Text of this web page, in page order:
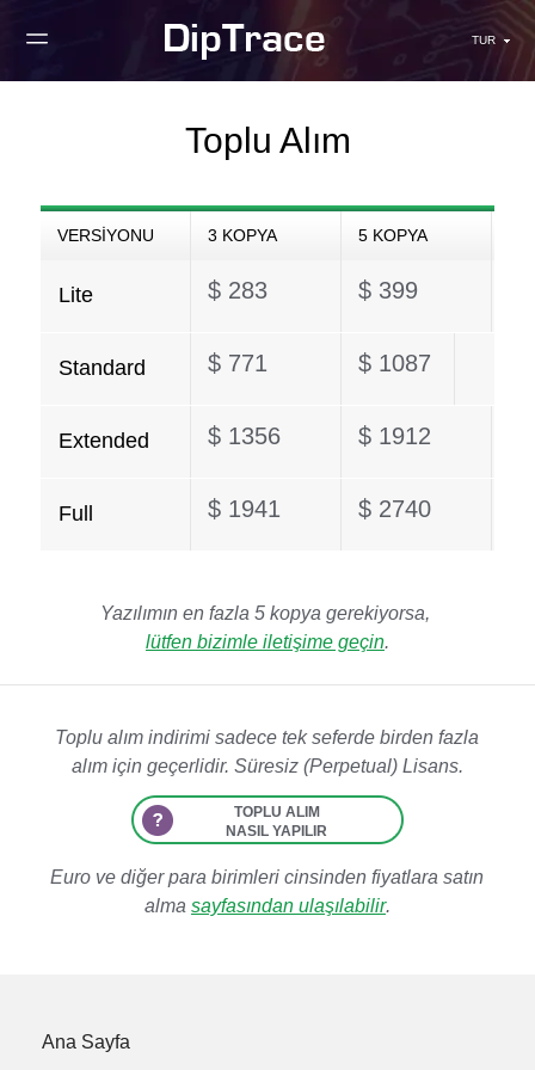
TUR
Toplu Alım
VERSIYONU 3 KOPYA 5 KOPYA
Lite $ 283 $ 399
Standard $ 771 $ 1087
Extended $ 1356 $ 1912
Full $ 1941 $ 2740
Yazılımın en fazla 5 kopya gerekiyorsa,
lütfen bizimle iletişime geçin.
Toplu alım indirimi sadece tek seferde birden fazla
alım için geçerlidir. Süresiz (Perpetual) Lisans.
TOPLU ALIM
NASIL YAPILIR
Euro ve diğer para birimleri cinsinden fiyatlara satın
alma sayfasından ulaşılabilir.
Ana Sayfa